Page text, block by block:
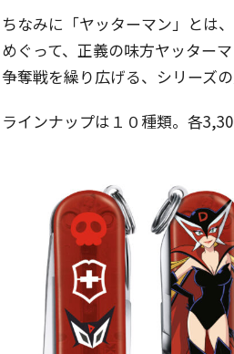
ちなみに「ヤッターマン」とは
めぐって、正義の味方ヤッター
争奪戦を繰り広げる、シリーズ
ラインナップは１０種類。各